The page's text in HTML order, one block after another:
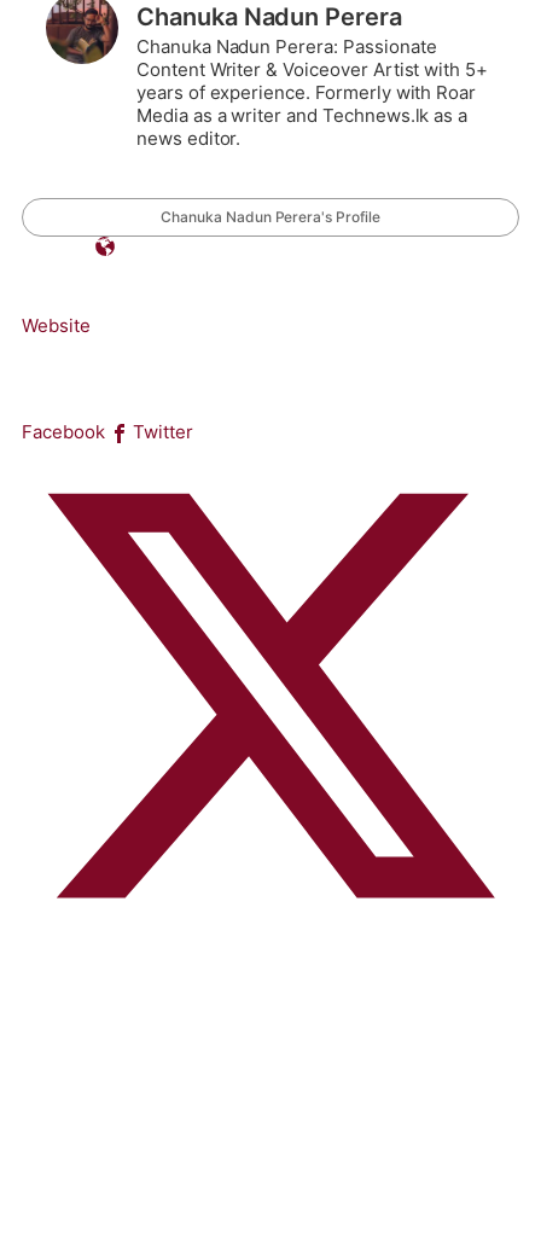
Chanuka Nadun Perera
Chanuka Nadun Perera: Passionate
Content Writer & Voiceover Artist with 5+
years of experience. Formerly with Roar
Media as a writer and Technews.lk as a
news editor.
Chanuka Nadun Perera's Profile
Website
Facebook Twitter